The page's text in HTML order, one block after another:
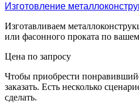
Изготовление
Изготавливаем
или фасонного проката по
Цена по запросу
Чтобы приобрести
заказать. Есть несколько
сделать.